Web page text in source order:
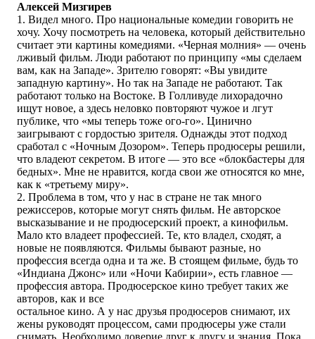
Алексей Мизгирев
1. Видел много. Про национальные комедии говорить не
хочу. Хочу посмотреть на человека, который действительно
считает эти картины комедиями. «Черная молния» — очень
лживый фильм. Люди работают по принципу «мы сделаем
вам, как на Западе». Зрителю говорят: «Вы увидите
западную картину». Но так на Западе не работают. Так
работают только на Востоке. В Голливуде лихорадочно
ищут новое, а здесь неловко повторяют чужое и лгут
публике, что «мы теперь тоже ого-го». Цинично
заигрывают с гордостью зрителя. Однажды этот подход
сработал с «Ночным Дозором». Теперь продюсеры решили,
что владеют секретом. В итоге — это все «блокбастеры для
бедных». Мне не нравится, когда свои же относятся ко мне,
как к «третьему миру».
2. Проблема в том, что у нас в стране не так много
режиссеров, которые могут снять фильм. Не авторское
высказывание и не продюсерский проект, а кинофильм.
Мало кто владеет профессией. Те, кто владел, сходят, а
новые не появляются. Фильмы бывают разные, но
профессия всегда одна и та же. В стоящем фильме, будь то
«Индиана Джонс» или «Ночи Кабирии», есть главное —
профессия автора. Продюсерское кино требует таких же
авторов, как и все
остальное кино. А у нас друзья продюсеров снимают, их
жены руководят процессом, сами продюсеры уже стали